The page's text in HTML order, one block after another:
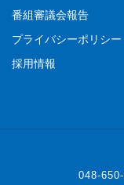
番組審議会報告
プライバシーポリシー
採用情報
048-